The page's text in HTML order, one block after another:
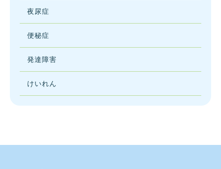
夜尿症
便秘症
発達障害
けいれん